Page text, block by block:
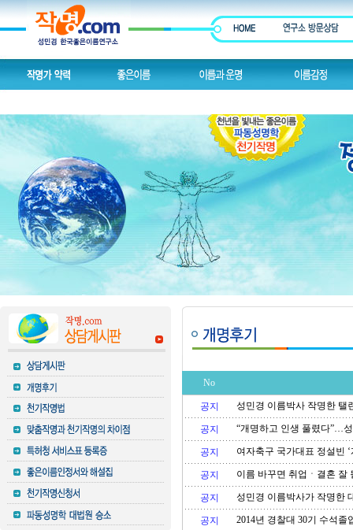
No
공지 성민경 이름박사 작명한 탤
공지 “개명하고 인생 풀렸다”…
공지 여자축구 국가대표 정설빈
공지 이름 바꾸면 취업ㆍ결혼 잘
공지 성민경 이름박사가 작명한
공지 2014년 경찰대 30기 수석졸